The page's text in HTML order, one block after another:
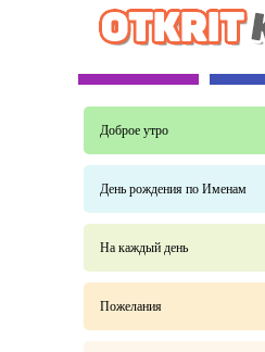
Доброе утро
День рождения по Именам
На каждый день
Пожелания